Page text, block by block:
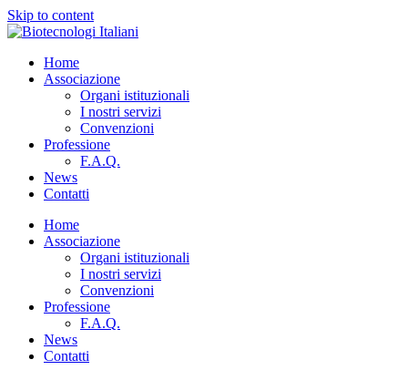
Skip to content
Home
Associazione
Organi istituzionali
I nostri servizi
Convenzioni
Professione
F.A.Q.
News
Contatti
Home
Associazione
Organi istituzionali
I nostri servizi
Convenzioni
Professione
F.A.Q.
News
Contatti